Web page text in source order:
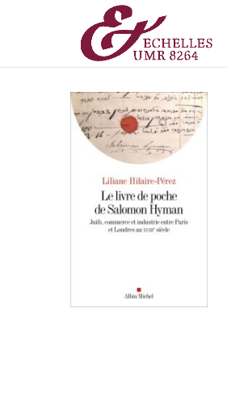
principal
navigation